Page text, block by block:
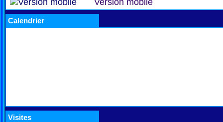
Version mobile
Calendrier
Visites